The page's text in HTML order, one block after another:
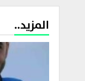
المزيد..